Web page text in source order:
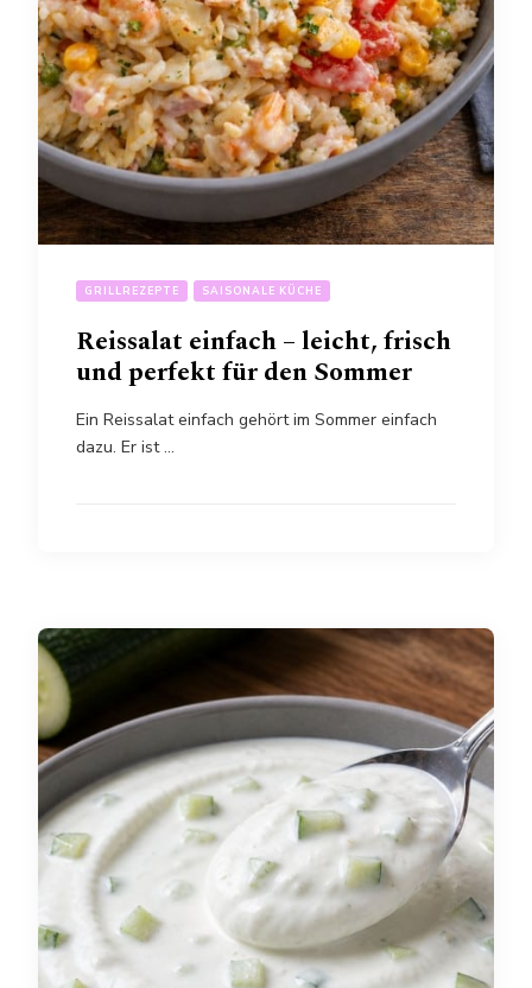
GRILLREZEPTE SAISONALE KÜCHE
Reissalat einfach – leicht, frisch
und perfekt für den Sommer
Ein Reissalat einfach gehört im Sommer einfach
dazu. Er ist …